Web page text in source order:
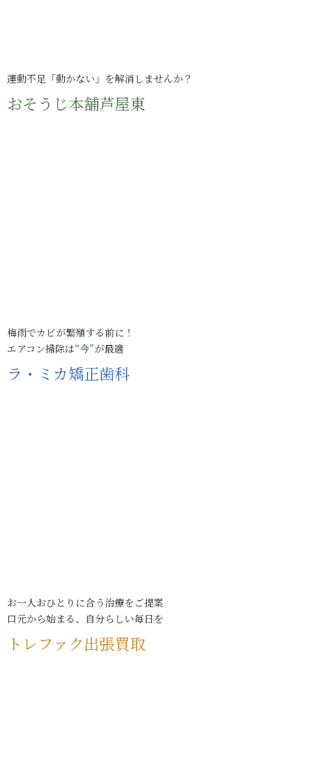
運動不足「動かない」を解消しませんか？
おそうじ本舗芦屋東
梅雨でカビが繁殖する前に！
エアコン掃除は“今”が最適
ラ・ミカ矯正歯科
お一人おひとりに合う治療をご提案
口元から始まる、自分らしい毎日を
トレファク出張買取